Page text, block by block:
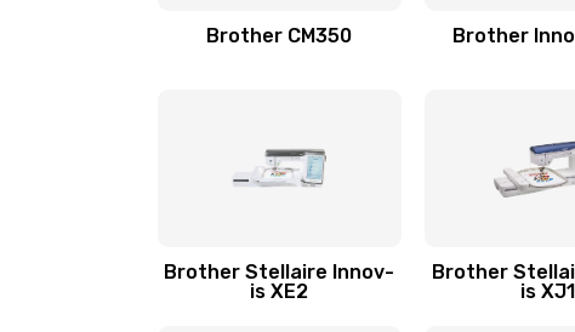
Brother CM350 Brother
Brother Stellaire Innov-
is XE2
Brother
is XJ1